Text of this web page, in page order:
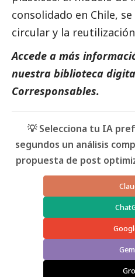
consolidado en Chile,
circular y la reutilización
Accede a más
nuestra biblioteca
Corresponsables.
💡 Selecciona tu IA
segundos un análisis
propuesta de post